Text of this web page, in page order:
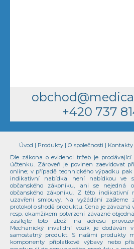
+420 737
Úvod | Produkty | O společnosti | Kontakty
Dle zákona o evidenci tržeb je
účtenku. Zároveň je povinen zaevidovat
online; v případě technického výpadku
indikativní nabídka není nabídkou ve
občanského zákoníku, ani se nejedná
občanského zákoníku. Z této indikativní
uzavření smlouvy. Na vyžádání zašleme
protokol o shodě produktu. Cena je
resp. okamžikem potvrzení závazné
zasílejte toto zboží na adresu
Mechanický invalidní vozík je dodáván
samostatný produkt. S našimi produkty
komponenty příplatkové výbavy nebo